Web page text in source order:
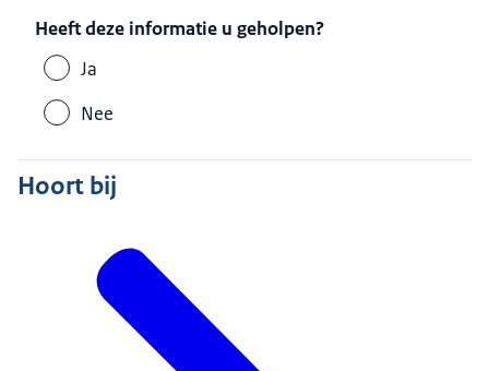
Heeft deze informatie u geholpen?
Ja
Nee
Hoort bij